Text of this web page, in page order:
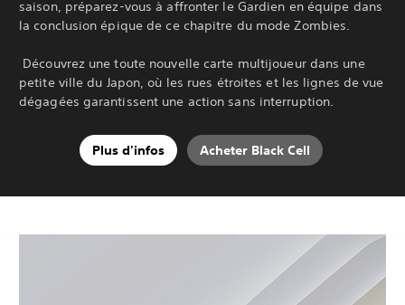
saison, préparez-vous à affronter le Gardien en équipe dans
la conclusion épique de ce chapitre du mode Zombies.
‎ Découvrez une toute nouvelle carte multijoueur dans une
petite ville du Japon, où les rues étroites et les lignes de vue
dégagées garantissent une action sans interruption.‎
Plus d'infos Acheter Black Cell